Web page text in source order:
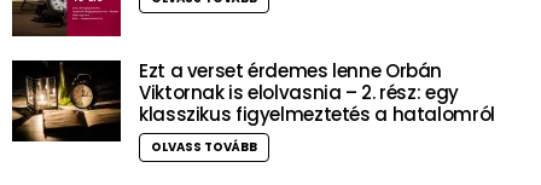
Ezt a verset érdemes lenne Orbán
Viktornak is elolvasnia – 2. rész: egy
klasszikus figyelmeztetés a hatalomról
OLVASS TOVÁBB